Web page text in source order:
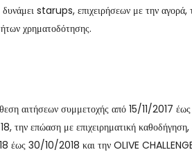
starups, επιχειρήσεων με την αγορά,
χρηματοδότησης.
αιτήσεων συμμετοχής από 15/11/2017
την επώαση με επιχειρηματική καθοδήγηση,
έως 30/10/2018 και την OLIVE